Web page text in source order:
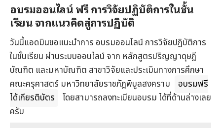
อบรมออนไลน์ ฟรี การวิจัยปฏิบัติการในชั้น
เรียน จากแนวคิดสู่การปฏิบัติ
วันนี้แอดมินขอแนะนำการ อบรมออนไลน์ การวิจัยปฏิบัติการ
ในชั้นเรียน ผ่านระบบออนไลน์ จาก หลักสูตรปริญญาดุษฎี
บัณฑิต และมหาบัณฑิต สาขาวิจัยและประเมินทางการศึกษา
คณะครุศาสตร์ มหาวิทยาลัยราชภัฎพิบูลสงคราม
อบรมฟรี
ได้เกียรติบัตร
โดยสามารถลงทะเบียนอบรม ได้ที่ด้านล่างเลย
ครับ